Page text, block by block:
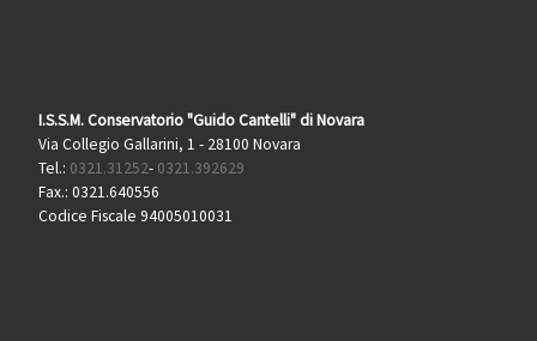
I.S.S.M. Conservatorio "Guido Cantelli" di Novara
Via Collegio Gallarini, 1 - 28100 Novara
Tel.: 0321.31252- 0321.392629
Fax.: 0321.640556
Codice Fiscale 94005010031